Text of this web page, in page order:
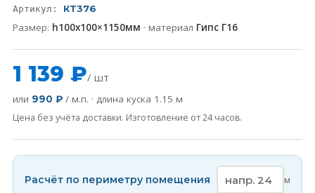
Артикул: КT376
Размер: h100x100×1150мм · материал Гипс Г16
1 139 ₽/ шт
или 990 ₽ / м.п. · длина куска 1.15 м
Цена без учёта доставки. Изготовление от 24 часов.
Расчёт по периметру помещения м